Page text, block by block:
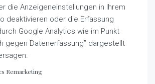
die Anzeigeneinstellungen in Ihrem
deaktivieren oder die Erfassung
Google Analytics wie im Punkt
gegen Datenerfassung” dargestellt
Remarketing